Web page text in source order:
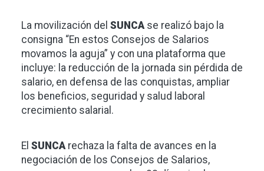
La movilización del SUNCA se realizó bajo la
consigna “En estos Consejos de Salarios
movamos la aguja” y con una plataforma que
incluye: la reducción de la jornada sin pérdida de
salario, en defensa de las conquistas, ampliar
los beneficios, seguridad y salud laboral
crecimiento salarial.
El SUNCA rechaza la falta de avances en la
negociación de los Consejos de Salarios,